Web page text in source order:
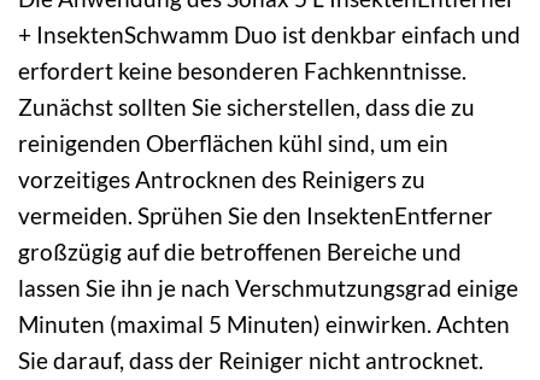
+ InsektenSchwamm Duo ist denkbar einfach und
erfordert keine besonderen Fachkenntnisse.
Zunächst sollten Sie sicherstellen, dass die zu
reinigenden Oberflächen kühl sind, um ein
vorzeitiges Antrocknen des Reinigers zu
vermeiden. Sprühen Sie den InsektenEntferner
großzügig auf die betroffenen Bereiche und
lassen Sie ihn je nach Verschmutzungsgrad einige
Minuten (maximal 5 Minuten) einwirken. Achten
Sie darauf, dass der Reiniger nicht antrocknet.